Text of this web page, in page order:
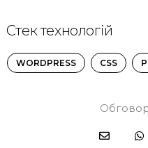
Стек технологій
WORDPRESS CSS